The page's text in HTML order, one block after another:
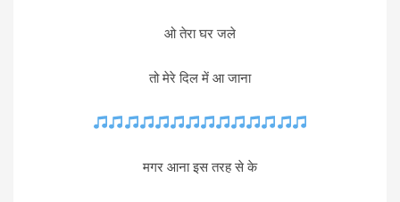
ओ तेरा घर जले
तो मेरे दिल में आ जाना
मगर आना इस तरह से के